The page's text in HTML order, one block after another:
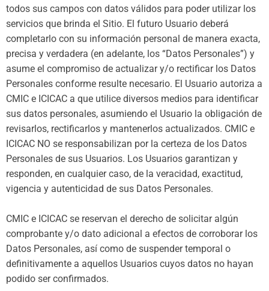
todos sus campos con datos válidos para poder utilizar los
servicios que brinda el Sitio. El futuro Usuario deberá
completarlo con su información personal de manera exacta,
precisa y verdadera (en adelante, los “Datos Personales”) y
asume el compromiso de actualizar y/o rectificar los Datos
Personales conforme resulte necesario. El Usuario autoriza a
CMIC e ICICAC a que utilice diversos medios para identificar
sus datos personales, asumiendo el Usuario la obligación de
revisarlos, rectificarlos y mantenerlos actualizados. CMIC e
ICICAC NO se responsabilizan por la certeza de los Datos
Personales de sus Usuarios. Los Usuarios garantizan y
responden, en cualquier caso, de la veracidad, exactitud,
vigencia y autenticidad de sus Datos Personales.
CMIC e ICICAC se reservan el derecho de solicitar algún
comprobante y/o dato adicional a efectos de corroborar los
Datos Personales, así como de suspender temporal o
definitivamente a aquellos Usuarios cuyos datos no hayan
podido ser confirmados.